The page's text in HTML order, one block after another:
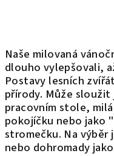
Naše milovaná
dlouho vylepšovali,
Postavy lesních
přírody. Může sloužit
pracovním stole,
pokojíčku nebo jako
stromečku. Na výběr
nebo dohromady